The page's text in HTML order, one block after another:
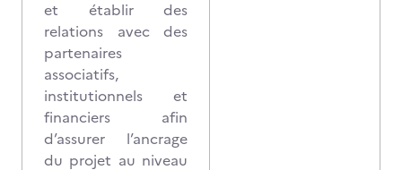
et établir des
relations avec des
partenaires
associatifs,
institutionnels et
financiers afin
d’assurer l’ancrage
du projet au niveau